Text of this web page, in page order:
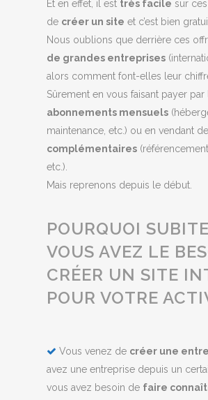
Et en effet, il est très facile sur
de créer un site et c’est bien
Nous oublions que derrière ces
de grandes entreprises
alors comment font-elles leur
Sûrement en vous faisant payer par
abonnements mensuels
maintenance, etc.) ou en vendant
complémentaires
etc.).
Mais reprenons depuis le début.
POURQUOI
VOUS AVEZ LE
CRÉER UN SITE
POUR VOTRE
Vous venez de créer une
avez une entreprise depuis un
vous avez besoin de faire